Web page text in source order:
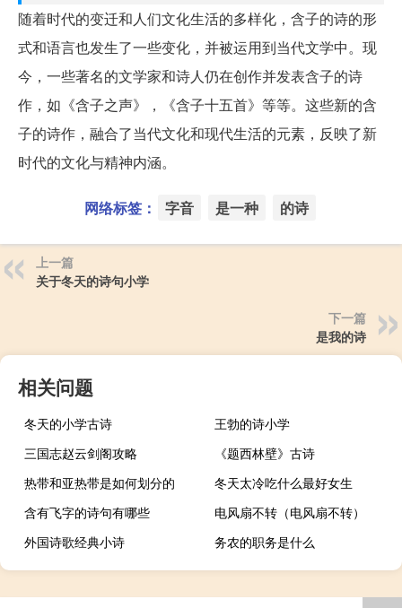
随着时代的变迁和人们文化生活的多样化，含子的诗的形
式和语言也发生了一些变化，并被运用到当代文学中。现
今，一些著名的文学家和诗人仍在创作并发表含子的诗
作，如《含子之声》，《含子十五首》等等。这些新的含
子的诗作，融合了当代文化和现代生活的元素，反映了新
时代的文化与精神内涵。
网络标签： 字音 是一种 的诗
上一篇
关于冬天的诗句小学
下一篇
是我的诗
相关问题
冬天的小学古诗
王勃的诗小学
三国志赵云剑阁攻略
《题西林壁》古诗
热带和亚热带是如何划分的
冬天太冷吃什么最好女生
含有飞字的诗句有哪些
电风扇不转（电风扇不转）
外国诗歌经典小诗
务农的职务是什么